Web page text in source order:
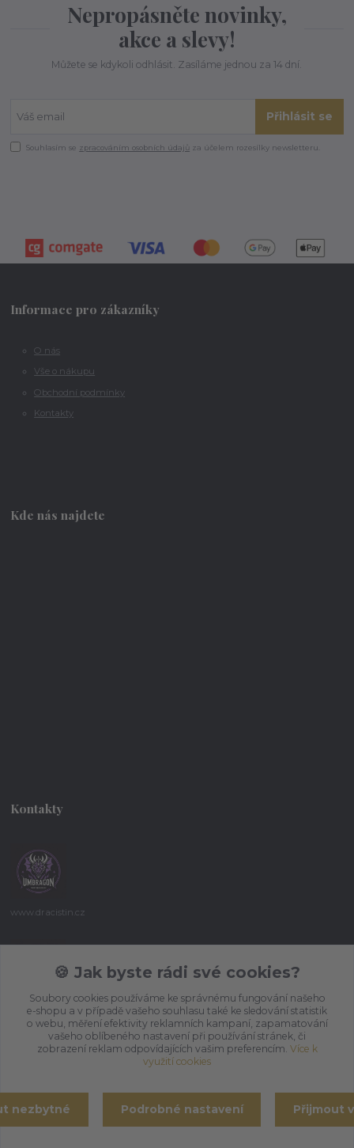
Nepropásněte novinky,
akce a slevy!
Můžete se kdykoli odhlásit. Zasíláme jednou za 14 dní.
Přihlásit se
Souhlasím se zpracováním osobních údajů za účelem rozesílky newsletteru.
Informace pro zákazníky
O nás
Vše o nákupu
Obchodní podmínky
Kontakty
Kde nás najdete
Kontakty
www.dracistin.cz
+420 737 613 735
(Po-Pá 9:30-18:00 hod.)
umbragon@email.cz
🍪 Jak byste rádi své cookies?
Soubory cookies používáme ke správnému fungování našeho
e-shopu a v případě vašeho souhlasu také ke sledování statistik
o webu, měření efektivity reklamních kampaní, zapamatování
vašeho oblíbeného nastavení při používání stránek, či
zobrazení reklam odpovídajících vašim preferencím. Více k
využití cookies
nezbytné Podrobné nastavení Přijmout